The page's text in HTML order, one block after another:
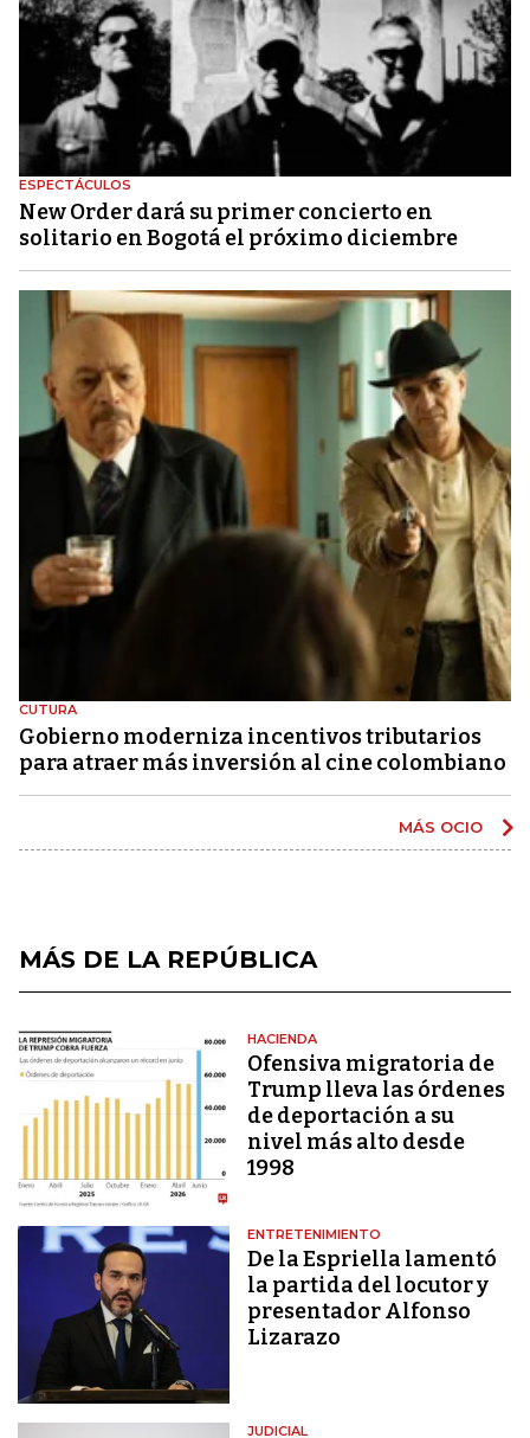
ESPECTÁCULOS
New Order dará su primer concierto en
solitario en Bogotá el próximo diciembre
CUTURA
Gobierno moderniza incentivos tributarios
para atraer más inversión al cine colombiano
MÁS OCIO
MÁS DE LA REPÚBLICA
HACIENDA
Ofensiva migratoria de
Trump lleva las órdenes
de deportación a su
nivel más alto desde
1998
ENTRETENIMIENTO
De la Espriella lamentó
la partida del locutor y
presentador Alfonso
Lizarazo
JUDICIAL